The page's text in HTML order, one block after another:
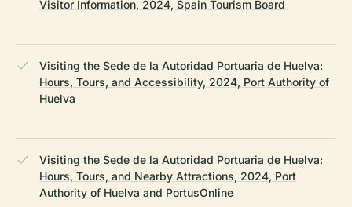
Visitor Information, 2024, Spain Tourism Board
Visiting the Sede de la Autoridad Portuaria de Huelva:
Hours, Tours, and Accessibility, 2024, Port Authority of
Huelva
Visiting the Sede de la Autoridad Portuaria de Huelva:
Hours, Tours, and Nearby Attractions, 2024, Port
Authority of Huelva and PortusOnline